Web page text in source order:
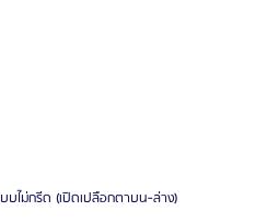
บไม่กรีด (เปิดเปลือกตาบน-ล่าง)